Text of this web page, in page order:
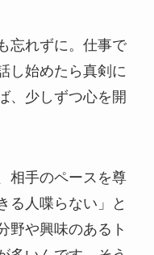
忘れずに。仕事で
し始めたら真剣に
、少しずつ心を開
相手のペースを尊
る人喋らない」と
野や興味のあるト